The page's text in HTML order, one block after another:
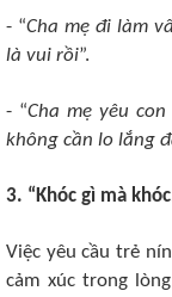
- “Cha mẹ đi làm
là vui rồi”.
- “Cha mẹ yêu
không cần lo lắng
3. “Khóc gì mà
Việc yêu cầu trẻ
cảm xúc trong